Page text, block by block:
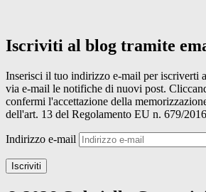
Iscriviti al blog tramite
Inserisci il tuo indirizzo e-mail per iscriverti
via e-mail le notifiche di nuovi post.
confermi l'accettazione della
dell'art. 13 del Regolamento EU n. 679/
Indirizzo e-mail
Iscriviti